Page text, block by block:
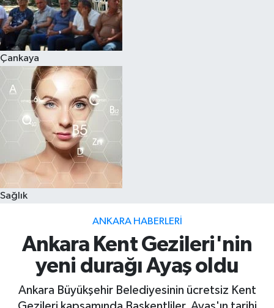
Çankaya
Sağlık
ANKARA HABERLERI
Ankara Kent Gezileri'nin
yeni durağı Ayaş oldu
Ankara Büyükşehir Belediyesinin ücretsiz Kent